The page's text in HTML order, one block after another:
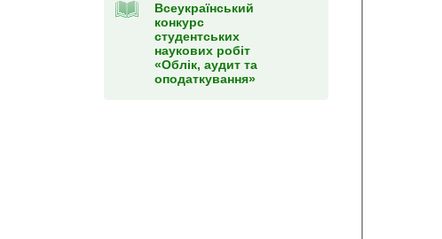
Всеукраїнський
конкурс
студентських
наукових робіт
«Облік, аудит та
оподаткування»